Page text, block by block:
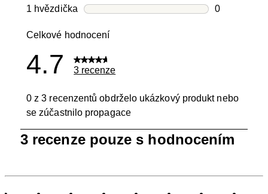
Počet
1 hvězdičkahvězdičky
0
Celkové hodnocení
4.7 3 recenze
0 z 3 recenzentů obdrželo ukázkový produkt nebo
se zúčastnilo propagace
ze
3 recenze pouze s hodnocením